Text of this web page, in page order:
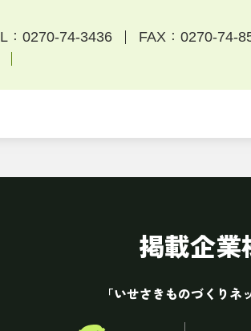
：0270-74-3436
FAX：0270-74-
掲載企業
「いせさきものづくりネ